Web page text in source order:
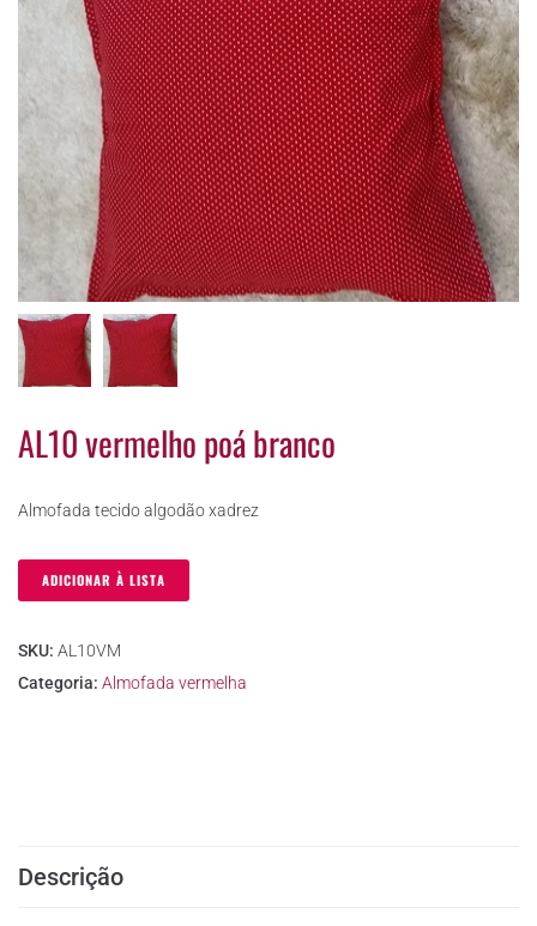
AL10 vermelho poá branco
Almofada tecido algodão xadrez
ADICIONAR À LISTA
SKU: AL10VM
Categoria: Almofada vermelha
Descrição